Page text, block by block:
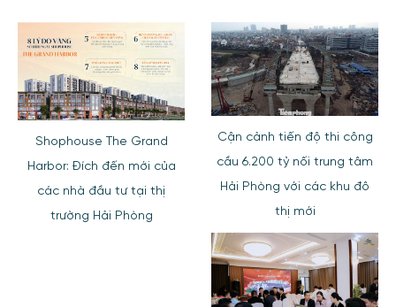
Shophouse The Grand
Harbor: Đích đến mới của
các nhà đầu tư tại thị
trường Hải Phòng
Cận cảnh tiến độ thi công
cầu 6.200 tỷ nối trung tâm
Hải Phòng với các khu đô
thị mới